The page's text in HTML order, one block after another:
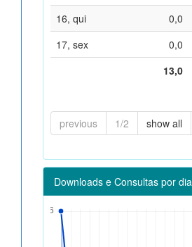
16, qui
0,0
17, sex
0,0
13,0
previous 1/2 show all
Downloads e Consultas por dia